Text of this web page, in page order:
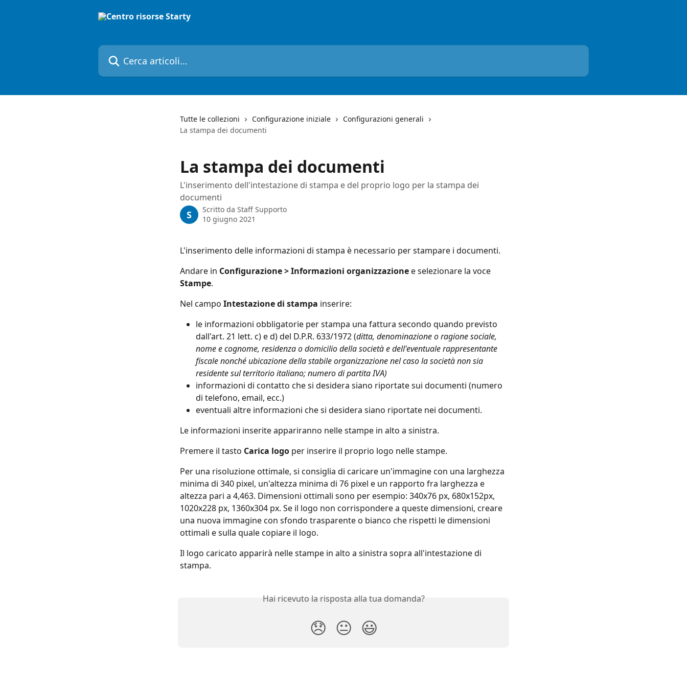
Cerca articoli…
Tutte le collezioni Configurazione iniziale
Configurazioni generali
La stampa dei documenti
La stampa dei documenti
L'inserimento dell'intestazione di stampa e del proprio logo per la stampa dei
documenti
S Scritto da Staff Supporto
10 giugno 2021
L'inserimento delle informazioni di stampa è necessario per stampare i documenti.
Andare in Configurazione > Informazioni organizzazione e selezionare la voce
Stampe.
Nel campo Intestazione di stampa inserire:
le informazioni obbligatorie per stampa una fattura secondo quando previsto
dall'art. 21 lett. c) e d) del D.P.R. 633/1972 (ditta, denominazione o ragione sociale,
nome e cognome, residenza o domicilio della società e dell'eventuale rappresentante
fiscale nonché ubicazione della stabile organizzazione nel caso la società non sia
residente sul territorio italiano; numero di partita IVA)
informazioni di contatto che si desidera siano riportate sui documenti (numero
di telefono, email, ecc.)
eventuali altre informazioni che si desidera siano riportate nei documenti.
Le informazioni inserite appariranno nelle stampe in alto a sinistra.
Premere il tasto Carica logo per inserire il proprio logo nelle stampe.
Per una risoluzione ottimale, si consiglia di caricare un'immagine con una larghezza
minima di 340 pixel, un'altezza minima di 76 pixel e un rapporto fra larghezza e
altezza pari a 4,463. Dimensioni ottimali sono per esempio: 340x76 px, 680x152px,
1020x228 px, 1360x304 px. Se il logo non corrispondere a queste dimensioni, creare
una nuova immagine con sfondo trasparente o bianco che rispetti le dimensioni
ottimali e sulla quale copiare il logo.
Il logo caricato apparirà nelle stampe in alto a sinistra sopra all'intestazione di
stampa.
Hai ricevuto la risposta alla tua domanda?
😞 😐 😃